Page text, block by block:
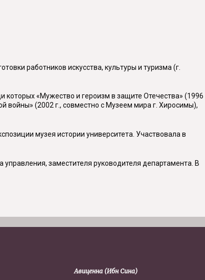
работников искусства, культуры и туризма (г.
которых «Мужество и героизм в защите Отечества» (1996
войны» (2002 г., совместно с Музеем мира г. Хиросимы),
музея истории университета. Участвовала в
заместителя руководителя департамента. В
Авиценна (Ибн Сина)